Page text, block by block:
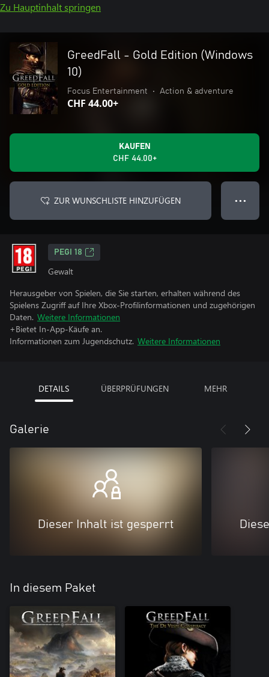
Zu Hauptinhalt springen
GreedFall - Gold Edition (Windows
10)
Focus Entertainment • Action & adventure
CHF 44.00+
KAUFEN
CHF 44.00+
ZUR WUNSCHLISTE HINZUFÜGEN ● ● ●
PEGI 18
Gewalt
Herausgeber von Spielen, die Sie starten, erhalten während des
Spielens Zugriff auf Ihre Xbox-Profilinformationen und zugehörigen
Daten. Weitere Informationen
+Bietet In-App-Käufe an.
Informationen zum Jugendschutz. Weitere Informationen
DETAILS ÜBERPRÜFUNGEN MEHR
Galerie
Dieser Inhalt ist gesperrt
In diesem Paket